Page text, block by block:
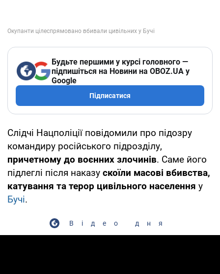
Будьте першими у курсі головного —
підпишіться на Новини на OBOZ.UA у
Google
Підписатися
Слідчі Нацполіції повідомили про підозру
командиру російського підрозділу,
причетному до воєнних злочинів. Саме його
підлеглі після наказу скоїли масові вбивства,
катування та терор цивільного населення у
Бучі.
Відео дня